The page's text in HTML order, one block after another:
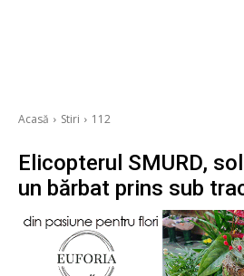
Acasă Stiri 112
Elicopterul SMURD,
un bărbat prins sub